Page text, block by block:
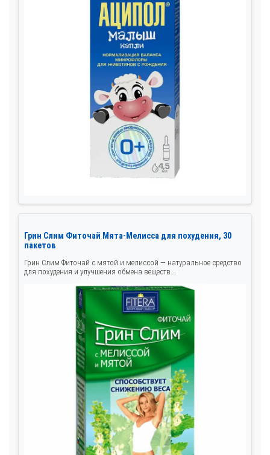
Грин Слим Фиточай Мята-Мелисса для похудения, 30
пакетов
Грин Слим Фиточай с мятой и мелиссой — натуральное средство
для похудения и улучшения обмена веществ...